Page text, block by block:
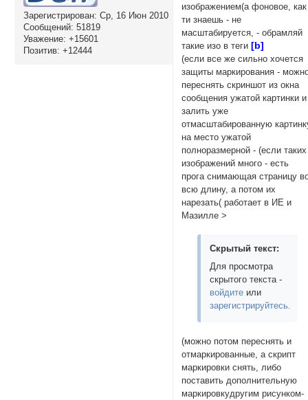
Зарегистрирован: Ср, 16 Июн 2010
Сообщений: 51819
Уважение: +15601
Позитив: +12444
изображением(а фоновое, как
ти знаешь - не
масштабируется, - обрамляй
такие изо в теги [b]
(если все же сильно хочется
защиты маркирования -
переснять скриншот из окна
сообщения ужатой картинки и
залить уже
отмасштабированную
на место ужатой
полноразмерной - (если таких
изображений много - есть
прога снимающая страницу
всю длину, а потом их
нарезать( работает в ИЕ и
Мазилле >
Скрытый текст:
Для просмотра
скрытого текста -
войдите или
зарегистрируйтесь
(можно потом переснять и
отмаркированные, а скрипт
маркировки снять, либо
поставить дополнительную
маркировкудругим рисунком-